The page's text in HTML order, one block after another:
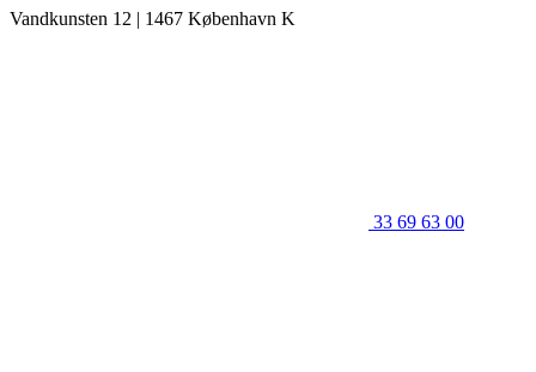
Vandkunsten 12 | 1467 København K
33 69 63 00